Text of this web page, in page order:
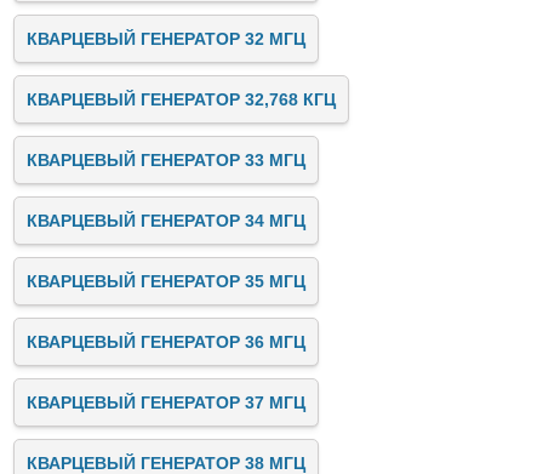
КВАРЦЕВЫЙ ГЕНЕРАТОР 32 МГЦ
КВАРЦЕВЫЙ ГЕНЕРАТОР 32,768 КГЦ
КВАРЦЕВЫЙ ГЕНЕРАТОР 33 МГЦ
КВАРЦЕВЫЙ ГЕНЕРАТОР 34 МГЦ
КВАРЦЕВЫЙ ГЕНЕРАТОР 35 МГЦ
КВАРЦЕВЫЙ ГЕНЕРАТОР 36 МГЦ
КВАРЦЕВЫЙ ГЕНЕРАТОР 37 МГЦ
КВАРЦЕВЫЙ ГЕНЕРАТОР 38 МГЦ